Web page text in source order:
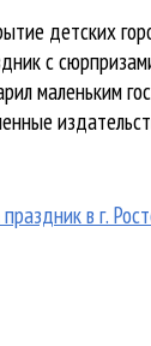
детских
с
маленьким
в г.